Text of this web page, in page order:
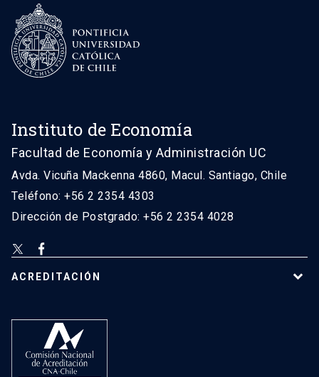
Instituto de Economía
Facultad de Economía y Administración UC
Avda. Vicuña Mackenna 4860, Macul. Santiago, Chile
Teléfono: +56 2 2354 4303
Dirección de Postgrado: +56 2 2354 4028
ACREDITACIÓN